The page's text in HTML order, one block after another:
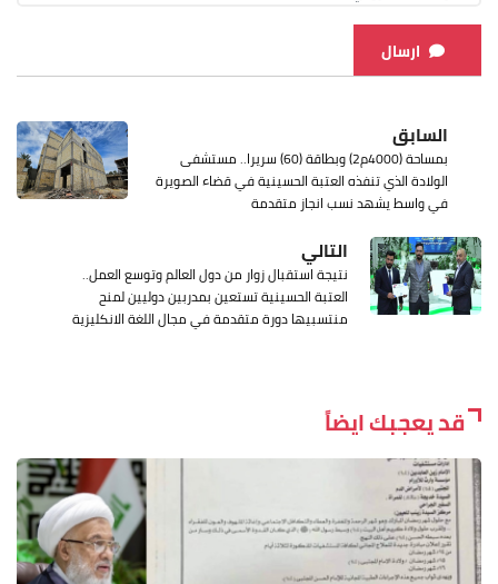
ارسال
السابق
بمساحة (4000م2) وبطاقة (60) سريرا.. مستشفى
الولادة الذي تنفذه العتبة الحسينية في قضاء الصويرة
في واسط يشهد نسب انجاز متقدمة
التالي
نتيجة استقبال زوار من دول العالم وتوسع العمل..
العتبة الحسينية تستعين بمدربين دوليين لمنح
منتسبيها دورة متقدمة في مجال اللغة الانكليزية
قد يعجبك ايضاً